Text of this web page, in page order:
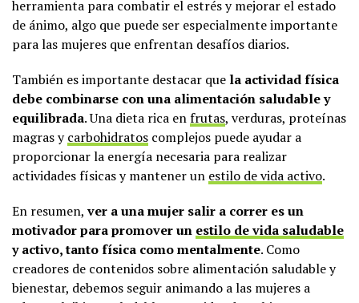
herramienta para combatir el estrés y mejorar el estado
de ánimo, algo que puede ser especialmente importante
para las mujeres que enfrentan desafíos diarios.
También es importante destacar que la actividad física
debe combinarse con una alimentación saludable y
equilibrada. Una dieta rica enfrutas, verduras, proteínas
magras ycarbohidratos complejos puede ayudar a
proporcionar la energía necesaria para realizar
actividades físicas y mantener un estilo de vida activo.
En resumen,ver a una mujer salir a correr es un
motivador para promover un estilo de vida saludable
y activo, tanto física como mentalmente. Como
creadores de contenidos sobre alimentación saludable y
bienestar, debemos seguir animando a las mujeres a